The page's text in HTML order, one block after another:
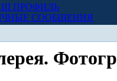
ПРОФИЛЬ
СООБЩЕНИЯ